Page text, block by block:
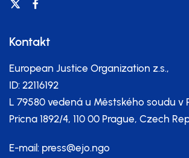
Kontakt
European Justice Organization z.s.,
ID: 22116192
L 79580 vedená u Městského soudu v
Pricna 1892/4, 110 00 Prague, Czech
E-mail: press@ejo.ngo